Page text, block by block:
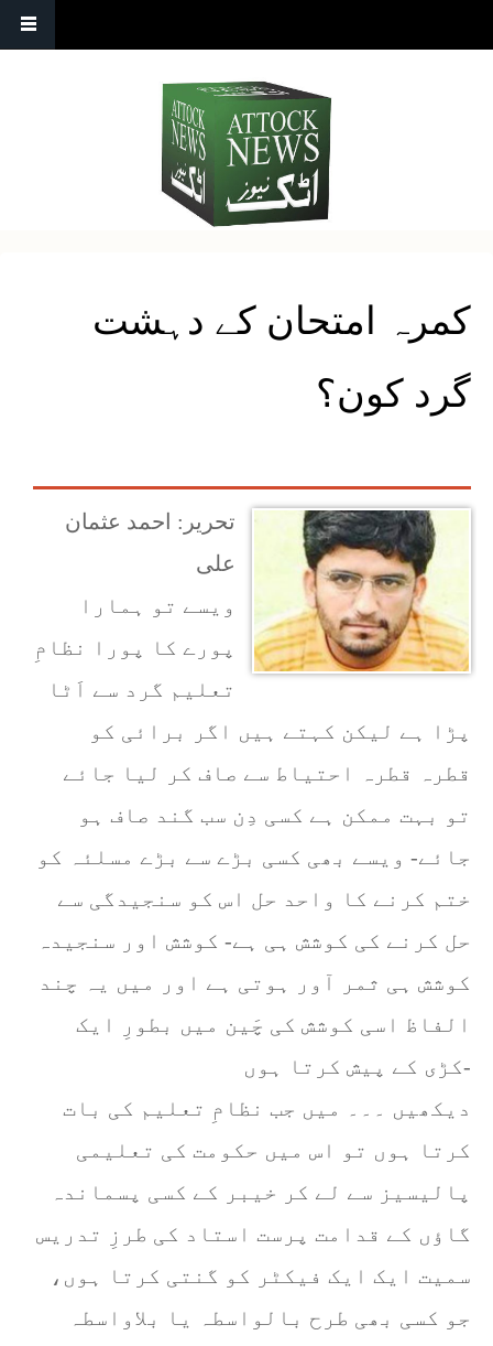
کمرہ امتحان کے دہشت
گرد کون؟
تحریر: احمد عثمان
علی
ویسے تو ہمارا
پورے کا پورا نظامِ
تعلیم گرد سے اَٹا
پڑا ہے لیکن کہتے ہیں اگر برائی کو
قطرہ قطرہ احتیاط سے صاف کر لیا جائے
تو بہت ممکن ہے کسی دِن سب گند صاف ہو
جائے- ویسے بھی کسی بڑے سے بڑے مسلئہ کو
ختم کرنے کا واحد حل اس کو سنجیدگی سے
حل کرنے کی کوشش ہی ہے- کوشش اور سنجیدہ
کوشش ہی ثمر آور ہوتی ہے اور میں یہ چند
الفاظ اسی کوشش کی چَین میں بطورِ ایک
کڑی کے پیش کرتا ہوں-
کرتا ہوں تو اس میں حکومت کی تعلیمی
پالیسیز سے لے کر خیبر کے کسی پسماندہ
گاؤں کے قدامت پرست استاد کی طرزِ تدریس
سمیت ایک ایک فیکٹر کو گنتی کرتا ہوں،
جو کسی بھی طرح بالواسطہ یا بلاواسطہ